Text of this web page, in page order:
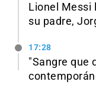
Lionel Messi
su padre,
17:28
"Sangre que